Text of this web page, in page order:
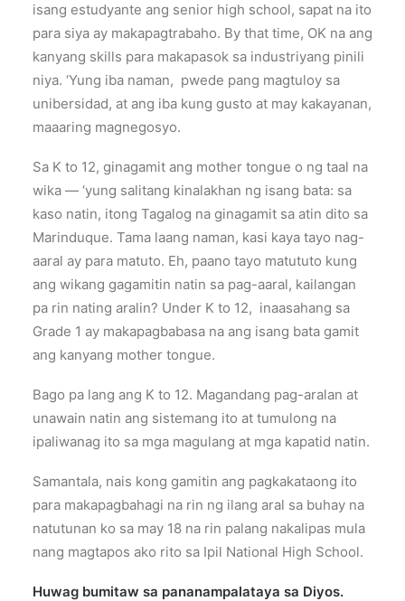
isang estudyante ang senior high school, sapat na ito
para siya ay makapagtrabaho. By that time, OK na ang
kanyang skills para makapasok sa industriyang pinili
niya. ‘Yung iba naman, pwede pang magtuloy sa
unibersidad, at ang iba kung gusto at may kakayanan,
maaaring magnegosyo.
Sa K to 12, ginagamit ang mother tongue o ng taal na
wika — ‘yung salitang kinalakhan ng isang bata: sa
kaso natin, itong Tagalog na ginagamit sa atin dito sa
Marinduque. Tama laang naman, kasi kaya tayo nag-
aaral ay para matuto. Eh, paano tayo matututo kung
ang wikang gagamitin natin sa pag-aaral, kailangan
pa rin nating aralin? Under K to 12, inaasahang sa
Grade 1 ay makapagbabasa na ang isang bata gamit
ang kanyang mother tongue.
Bago pa lang ang K to 12. Magandang pag-aralan at
unawain natin ang sistemang ito at tumulong na
ipaliwanag ito sa mga magulang at mga kapatid natin.
Samantala, nais kong gamitin ang pagkakataong ito
para makapagbahagi na rin ng ilang aral sa buhay na
natutunan ko sa may 18 na rin palang nakalipas mula
nang magtapos ako rito sa Ipil National High School.
Huwag bumitaw sa pananampalataya sa Diyos.